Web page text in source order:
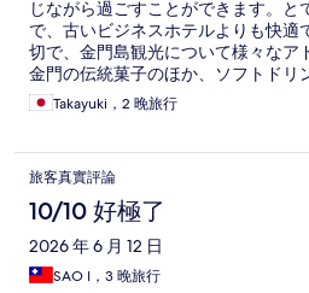
じながら過ごすことができます。
で、古いビジネスホテルよりも快適
切で、金門島観光について様々なア
金門の伝統菓子のほか、ソフトドリ
ます。まわりにコンビニエンススト
し不便だと感じたくらいです。おす
Takayuki，2 晚旅行
旅客真實評論
10/10 好極了
2026 年 6 月 12 日
SAO I，3 晚旅行